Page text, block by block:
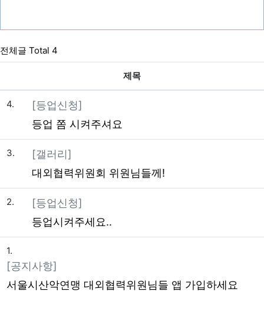
전체글 Total 4
제목
4.
[등업신청]
등업 쫌 시켜주셔요
3.
[갤러리]
대외협력위원회 위원님들께!
2.
[등업신청]
등업시켜주세요..
1.
[공지사항]
서울시산악연맹 대외협력위원님들 앱 가입하세요